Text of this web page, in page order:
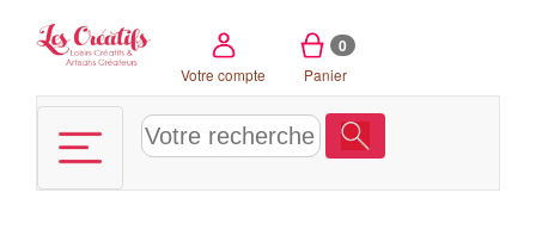
Votre compte
0
Panier